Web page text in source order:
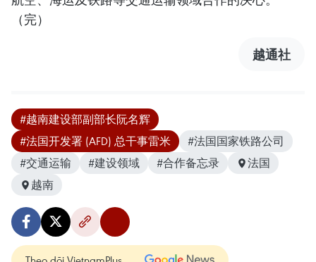
（完）
越通社
#越南建设部副部长阮名辉
#法国开发署 (AFD) 总干事雷米
#法国国家铁路公司
#交通运输
#建设领域 #合作备忘录
法国
越南